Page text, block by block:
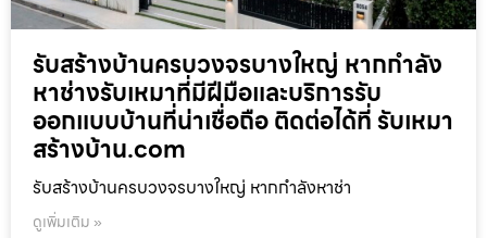
รับสร้างบ้านครบวงจรบางใหญ่ หากกำลัง
หาช่างรับเหมาที่มีฝีมือและบริการรับ
ออกแบบบ้านที่น่าเชื่อถือ ติดต่อได้ที่ รับเหมา
สร้างบ้าน.com
รับสร้างบ้านครบวงจรบางใหญ่ หากกำลังหาช่า
ดูเพิ่มเติม »